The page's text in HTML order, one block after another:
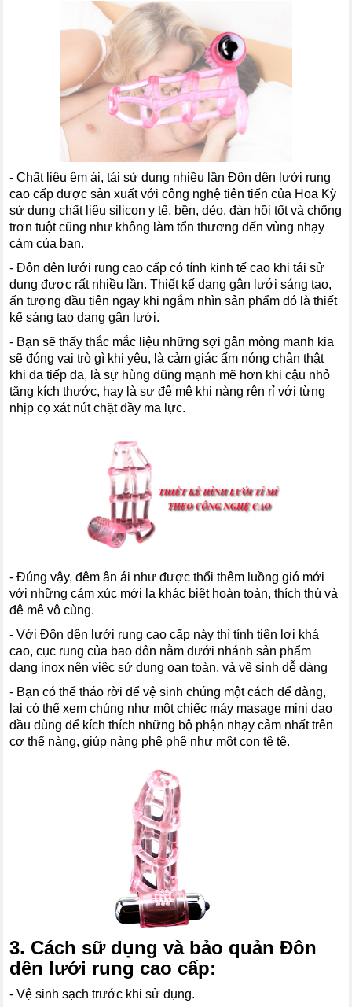
- Chất liệu êm ái, tái sử dụng nhiều lần Đôn dên lưới rung
cao cấp được sản xuất với công nghệ tiên tiến của Hoa Kỳ
sử dụng chất liệu silicon y tế, bền, dẻo, đàn hồi tốt và chống
trơn tuột cũng như không làm tổn thương đến vùng nhạy
cảm của bạn.
- Đôn dên lưới rung cao cấp có tính kinh tế cao khi tái sử
dụng được rất nhiều lần. Thiết kế dạng gân lưới sáng tạo,
ấn tượng đầu tiên ngay khi ngắm nhìn sản phẩm đó là thiết
kế sáng tạo dạng gân lưới.
- Bạn sẽ thấy thắc mắc liệu những sợi gân mỏng manh kia
sẽ đóng vai trò gì khi yêu, là cảm giác ấm nóng chân thật
khi da tiếp da, là sự hùng dũng mạnh mẽ hơn khi cậu nhỏ
tăng kích thước, hay là sự đê mê khi nàng rên rỉ với từng
nhịp cọ xát nút chặt đầy ma lực.
- Đúng vậy, đêm ân ái như được thổi thêm luồng gió mới
với những cảm xúc mới lạ khác biệt hoàn toàn, thích thú và
đê mê vô cùng.
- Với Đôn dên lưới rung cao cấp này thì tính tiện lợi khá
cao, cục rung của bao đôn nằm dưới nhánh sản phẩm
dạng inox nên việc sử dụng oan toàn, và vệ sinh dễ dàng
- Bạn có thể tháo rời để vệ sinh chúng một cách dể dàng,
lại có thể xem chúng như một chiếc máy masage mini dạo
đầu dùng để kích thích những bộ phận nhạy cảm nhất trên
cơ thể nàng, giúp nàng phê phê như một con tê tê.
3. Cách sữ dụng và bảo quản Đôn
dên lưới rung cao cấp:
- Vệ sinh sạch trước khi sử dụng.